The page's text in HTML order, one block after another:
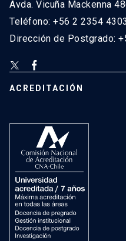
Avda. Vicuña Mackenna
Teléfono: +56 2 2354 4303
Dirección de Postgrado:
ACREDITACIÓN